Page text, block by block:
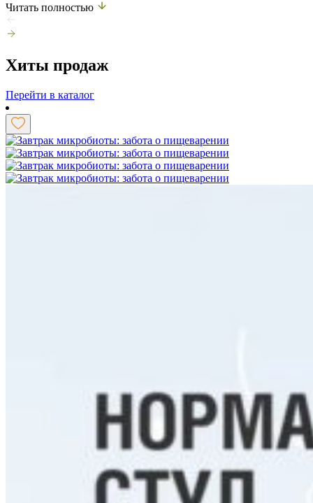
Читать полностью
Хиты продаж
Перейти в каталог